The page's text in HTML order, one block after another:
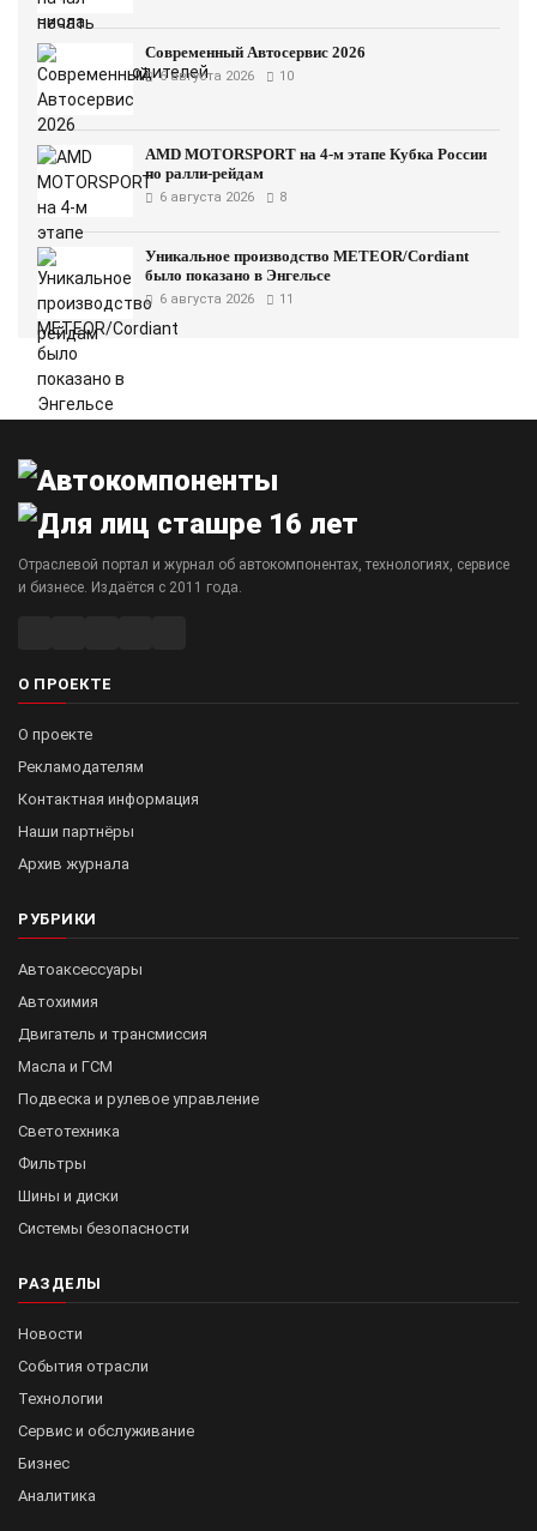
Современный Автосервис 2026
6 августа 2026 10
AMD MOTORSPORT на 4-м этапе Кубка России
по ралли-рейдам
6 августа 2026 8
Уникальное производство METEOR/Cordiant
было показано в Энгельсе
6 августа 2026 11
Отраслевой портал и журнал об автокомпонентах, технологиях, сервисе
и бизнесе. Издаётся с 2011 года.
О ПРОЕКТЕ
О проекте
Рекламодателям
Контактная информация
Наши партнёры
Архив журнала
РУБРИКИ
Автоаксессуары
Автохимия
Двигатель и трансмиссия
Масла и ГСМ
Подвеска и рулевое управление
Светотехника
Фильтры
Шины и диски
Системы безопасности
РАЗДЕЛЫ
Новости
События отрасли
Технологии
Сервис и обслуживание
Бизнес
Аналитика